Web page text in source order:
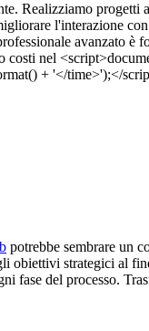
Realizziamo progetti
l'interazione
avanzato è
potrebbe sembrare un
obiettivi strategici al
fase del processo.